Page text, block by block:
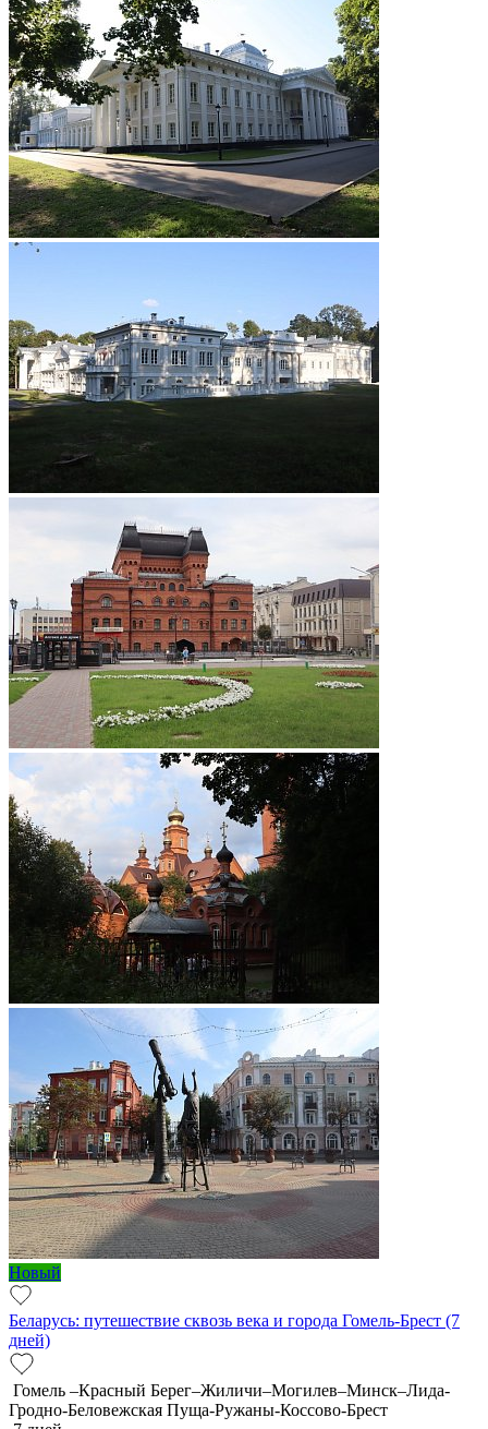
Новый
Беларусь: путешествие сквозь века и города Гомель-Брест (7
дней)
Гомель –Красный Берег–Жиличи–Могилев–Минск–Лида-
Гродно-Беловежская Пуща-Ружаны-Коссово-Брест